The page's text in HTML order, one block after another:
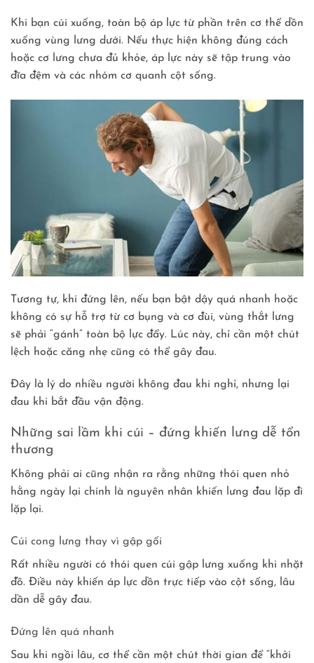
Khi bạn cúi xuống, toàn bộ áp lực từ phần trên cơ thể dồn
xuống vùng lưng dưới. Nếu thực hiện không đúng cách
hoặc cơ lưng chưa đủ khỏe, áp lực này sẽ tập trung vào
đĩa đệm và các nhóm cơ quanh cột sống.
Tương tự, khi đứng lên, nếu bạn bật dậy quá nhanh hoặc
không có sự hỗ trợ từ cơ bụng và cơ đùi, vùng thắt lưng
sẽ phải “gánh” toàn bộ lực đẩy. Lúc này, chỉ cần một chút
lệch hoặc căng nhẹ cũng có thể gây đau.
Đây là lý do nhiều người không đau khi nghỉ, nhưng lại
đau khi bắt đầu vận động.
Những sai lầm khi cúi – đứng khiến lưng dễ tổn
thương
Không phải ai cũng nhận ra rằng những thói quen nhỏ
hằng ngày lại chính là nguyên nhân khiến lưng đau lặp đi
lặp lại.
Cúi cong lưng thay vì gập gối
Rất nhiều người có thói quen cúi gập lưng xuống khi nhặt
đồ. Điều này khiến áp lực dồn trực tiếp vào cột sống, lâu
dần dễ gây đau.
Đứng lên quá nhanh
Sau khi ngồi lâu, cơ thể cần một chút thời gian để “khởi